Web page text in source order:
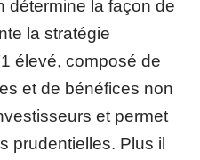
détermine la façon de
la stratégie
élevé, composé de
et de bénéfices non
et permet
prudentielles. Plus il